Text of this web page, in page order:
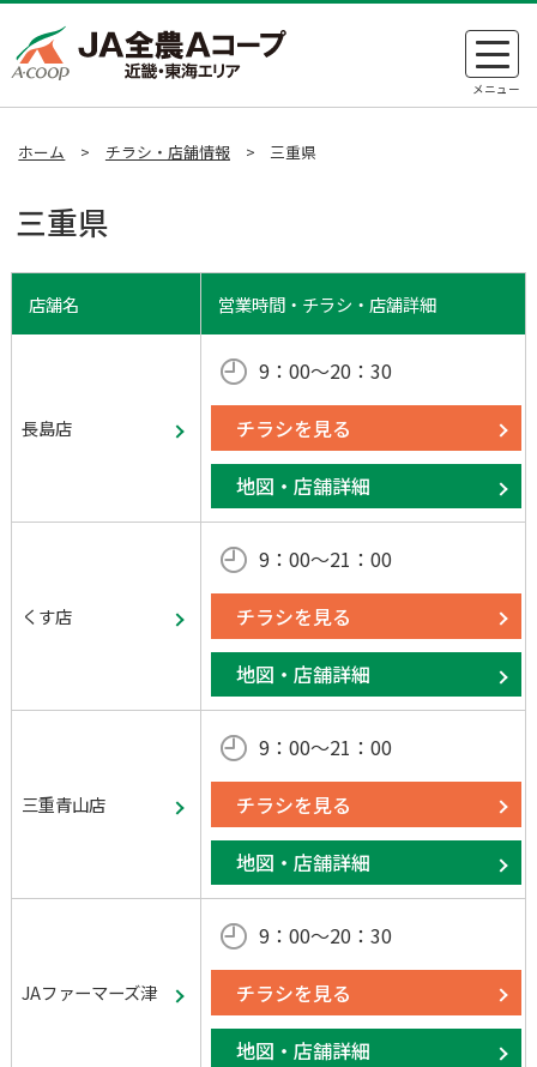
ホーム > チラシ・店舗情報 > 三重県
三重県
店舗名 営業時間・チラシ・店舗詳細
長島店
9：00～20：30
チラシを見る
地図・店舗詳細
くす店
9：00～21：00
チラシを見る
地図・店舗詳細
三重青山店
9：00～21：00
チラシを見る
地図・店舗詳細
JAファーマーズ津
9：00～20：30
チラシを見る
地図・店舗詳細